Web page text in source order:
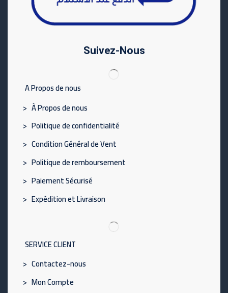
Suivez-Nous
A Propos de nous
> À Propos de nous
> Politique de confidentialité
> Condition Général de Vent
> Politique de remboursement
> Paiement Sécurisé
> Expédition et Livraison
SERVICE CLIENT
> Contactez-nous
> Mon Compte